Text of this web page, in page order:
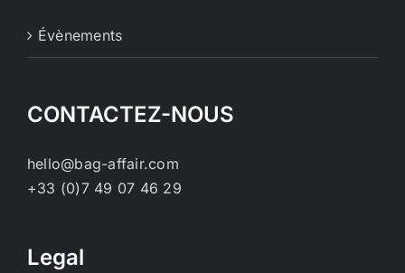
du
Évènements
CONTACTEZ-NOUS
hello@bag-affair.com
+33 (0)7 49 07 46 29
Legal